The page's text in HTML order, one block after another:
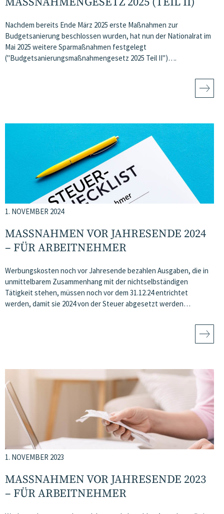
Nachdem bereits Ende März 2025 erste Maßnahmen zur
Budgetsanierung beschlossen wurden, hat nun der Nationalrat im
Mai 2025 weitere Sparmaßnahmen festgelegt
("Budgetsanierungsmaßnahmengesetz 2025 Teil II")….
1. NOVEMBER 2024
MASSNAHMEN VOR JAHRESENDE 2024 –
FÜR ARBEITNEHMER
Werbungskosten noch vor Jahresende bezahlen Ausgaben, die in
unmittelbarem Zusammenhang mit der nichtselbständigen
Tätigkeit stehen, müssen noch vor dem 31.12.24 entrichtet
werden, damit sie 2024 von der Steuer abgesetzt werden…
1. NOVEMBER 2023
MASSNAHMEN VOR JAHRESENDE 2023 –
FÜR ARBEITNEHMER